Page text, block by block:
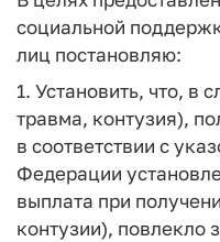
социальной
лиц постановляю:
1. Установить, что, в
травма, контузия),
в соответствии с
Федерации
выплата при
контузии), повлекло